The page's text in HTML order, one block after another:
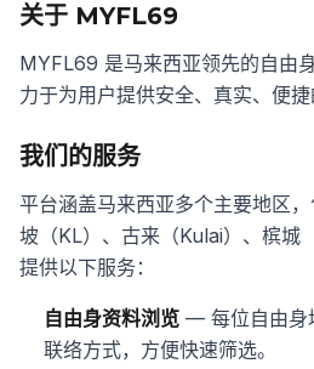
关于 MYFL69
MYFL69 是马来西亚领先的自由
力于为用户提供安全、真实、便捷
我们的服务
平台涵盖马来西亚多个主要地区
坡（KL）、古来（Kulai）、槟城
提供以下服务：
自由身资料浏览 — 每位自由身
联络方式，方便快速筛选。